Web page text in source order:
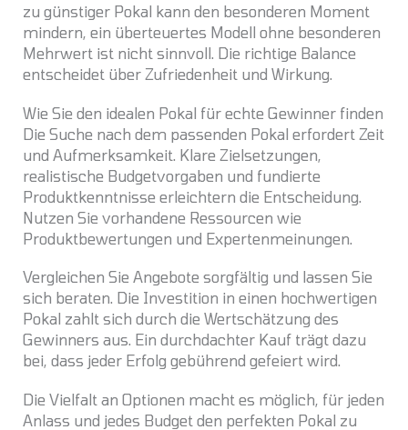
zu günstiger Pokal kann den besonderen Moment
mindern, ein überteuertes Modell ohne besonderen
Mehrwert ist nicht sinnvoll. Die richtige Balance
entscheidet über Zufriedenheit und Wirkung.
Wie Sie den idealen Pokal für echte Gewinner finden
Die Suche nach dem passenden Pokal erfordert Zeit
und Aufmerksamkeit. Klare Zielsetzungen,
realistische Budgetvorgaben und fundierte
Produktkenntnisse erleichtern die Entscheidung.
Nutzen Sie vorhandene Ressourcen wie
Produktbewertungen und Expertenmeinungen.
Vergleichen Sie Angebote sorgfältig und lassen Sie
sich beraten. Die Investition in einen hochwertigen
Pokal zahlt sich durch die Wertschätzung des
Gewinners aus. Ein durchdachter Kauf trägt dazu
bei, dass jeder Erfolg gebührend gefeiert wird.
Die Vielfalt an Optionen macht es möglich, für jeden
Anlass und jedes Budget den perfekten Pokal zu